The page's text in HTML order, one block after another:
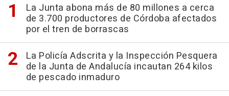
La Junta abona más de 80 millones a cerca
de 3.700 productores de Córdoba afectados
por el tren de borrascas
La Policía Adscrita y la Inspección Pesquera
de la Junta de Andalucía incautan 264 kilos
de pescado inmaduro